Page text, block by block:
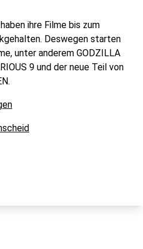
ihre Filme bis zum
Deswegen starten
unter anderem GODZILLA
9 und der neue Teil von